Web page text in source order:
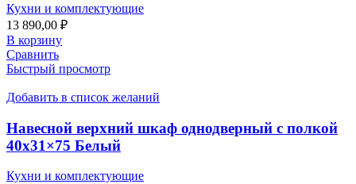
Кухни и комплектующие
13 890,00 ₽
В корзину
Сравнить
Быстрый просмотр
Добавить в список желаний
Навесной верхний шкаф однодверный с полкой
40х31×75 Белый
Кухни и комплектующие